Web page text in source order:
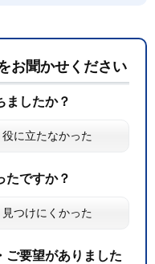
お聞かせください
ましたか？
役に立たなかった
たですか？
見つけにくかった
ご要望がありました